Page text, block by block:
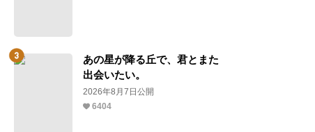
あの星が降る丘で、君とまた
出会いたい。
2026年8月7日公開
6404